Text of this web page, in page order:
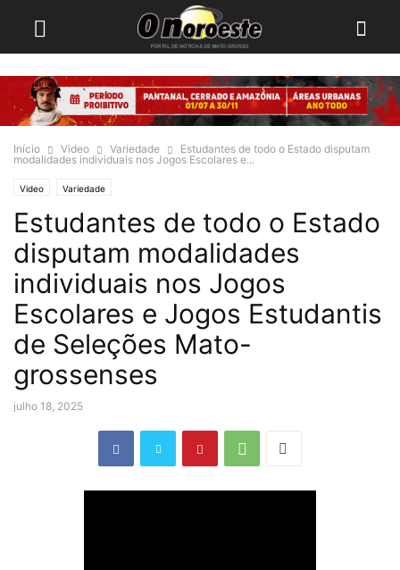
Início Video Variedade
Estudantes de todo o Estado disputam
modalidades individuais nos Jogos Escolares e...
Video Variedade
Estudantes de todo o Estado
disputam modalidades
individuais nos Jogos
Escolares e Jogos Estudantis
de Seleções Mato-
grossenses
julho 18, 2025